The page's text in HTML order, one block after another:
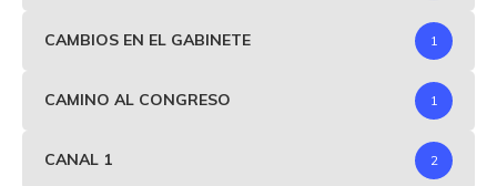
CAMBIOS EN EL GABINETE 1
CAMINO AL CONGRESO 1
CANAL 1 2